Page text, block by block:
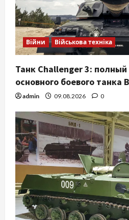
Війни Військова техніка
Танк Challenger 3: полный
основного боевого танка
admin 09.08.2026 0